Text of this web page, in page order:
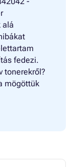
alá
fedezi.
tonerekről?
mögöttük